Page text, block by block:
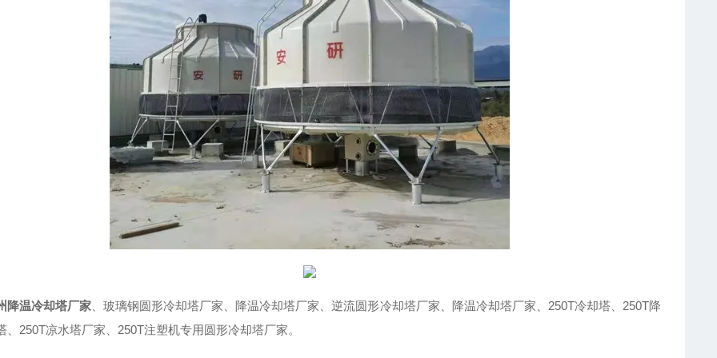
降温冷却塔厂家 、玻璃钢圆形冷却塔厂家、降温冷却塔厂家、逆流圆形冷却塔厂家、降温冷却塔厂家、250T冷却塔、250T降
、250T凉水塔厂家、250T注塑机专用圆形冷却塔厂家。